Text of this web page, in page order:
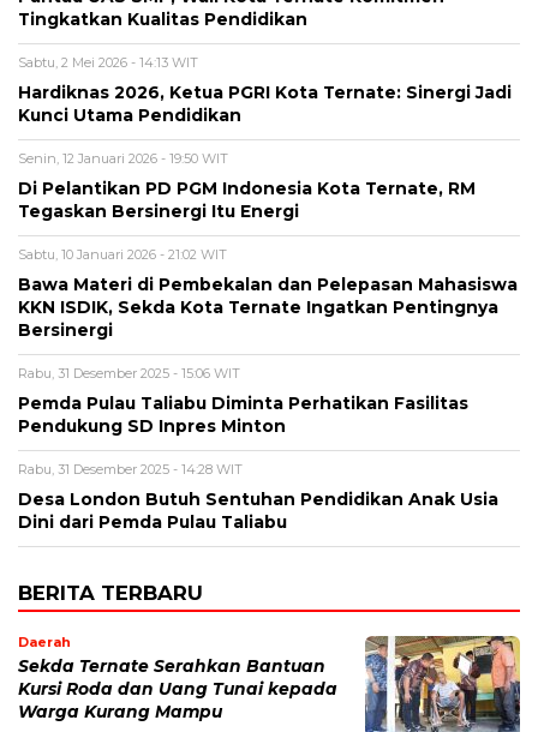
Tingkatkan Kualitas Pendidikan
Sabtu, 2 Mei 2026 - 14:13 WIT
Hardiknas 2026, Ketua PGRI Kota Ternate: Sinergi Jadi
Kunci Utama Pendidikan
Senin, 12 Januari 2026 - 19:50 WIT
Di Pelantikan PD PGM Indonesia Kota Ternate, RM
Tegaskan Bersinergi Itu Energi
Sabtu, 10 Januari 2026 - 21:02 WIT
Bawa Materi di Pembekalan dan Pelepasan Mahasiswa
KKN ISDIK, Sekda Kota Ternate Ingatkan Pentingnya
Bersinergi
Rabu, 31 Desember 2025 - 15:06 WIT
Pemda Pulau Taliabu Diminta Perhatikan Fasilitas
Pendukung SD Inpres Minton
Rabu, 31 Desember 2025 - 14:28 WIT
Desa London Butuh Sentuhan Pendidikan Anak Usia
Dini dari Pemda Pulau Taliabu
BERITA TERBARU
Daerah
Sekda Ternate Serahkan Bantuan
Kursi Roda dan Uang Tunai kepada
Warga Kurang Mampu